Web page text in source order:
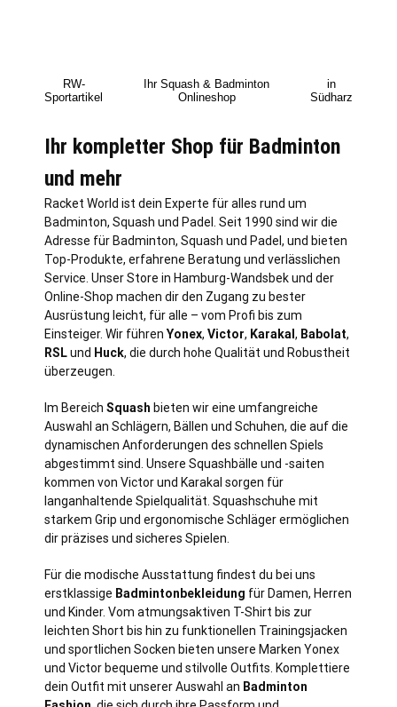
RW-
Sportartikel
Ihr Squash & Badminton
Onlineshop
in
Südharz
Ihr kompletter Shop für Badminton
und mehr
Racket World ist dein Experte für alles rund um
Badminton, Squash und Padel. Seit 1990 sind wir die
Adresse für Badminton, Squash und Padel, und bieten
Top-Produkte, erfahrene Beratung und verlässlichen
Service. Unser Store in Hamburg-Wandsbek und der
Online-Shop machen dir den Zugang zu bester
Ausrüstung leicht, für alle – vom Profi bis zum
Einsteiger. Wir führen Yonex, Victor, Karakal , Babolat,
RSLund Huck, die durch hohe Qualität und Robustheit
überzeugen.
Im Bereich Squash bieten wir eine umfangreiche
Auswahl an Schlägern, Bällen und Schuhen, die auf die
dynamischen Anforderungen des schnellen Spiels
abgestimmt sind. Unsere Squashbälle und -saiten
kommen von Victor und Karakal sorgen für
langanhaltende Spielqualität. Squashschuhe mit
starkem Grip und ergonomische Schläger ermöglichen
dir präzises und sicheres Spielen.
Für die modische Ausstattung findest du bei uns
erstklassige Badmintonbekleidung für Damen, Herren
und Kinder. Vom atmungsaktiven T-Shirt bis zur
leichten Short bis hin zu funktionellen Trainingsjacken
und sportlichen Socken bieten unsere Marken Yonex
und Victor bequeme und stilvolle Outfits. Komplettiere
dein Outfit mit unserer Auswahl an Badminton